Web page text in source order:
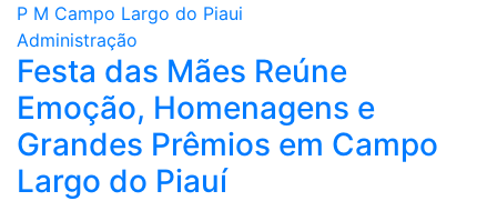
P M Campo Largo do Piaui
Administração
Festa das Mães Reúne
Emoção, Homenagens e
Grandes Prêmios em Campo
Largo do Piauí